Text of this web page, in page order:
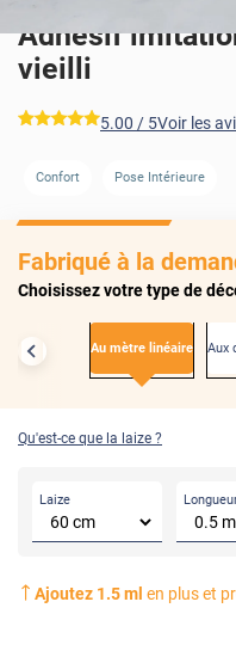
Adhésif
vieilli
*****
5.00 / 5Voir les
Confort Pose Intérieure
Fabriqué à la
Choisissez votre type de
Au mètre linéaire Aux
Qu'est-ce que la laize ?
Laize
Ajoutez 1.5ml en plus et